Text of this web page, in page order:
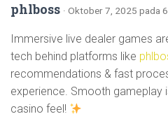
phlboss · Oktober 7, 2025 pada
Immersive live dealer games
tech behind platforms like
recommendations & fast
experience. Smooth gameplay
casino feel!